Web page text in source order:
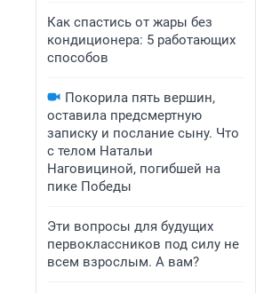
Как спастись от жары без
кондиционера: 5 работающих
способов
Покорила пять вершин,
оставила предсмертную
записку и послание сыну. Что
с телом Натальи
Наговициной, погибшей на
пике Победы
Эти вопросы для будущих
первоклассников под силу не
всем взрослым. А вам?